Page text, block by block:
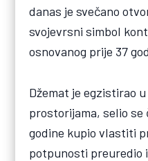
danas je svečano
svojevrsni simbol
osnovanog prije 37
Džemat je egzistirao
prostorijama, selio se
godine kupio vlastiti
potpunosti preuredio